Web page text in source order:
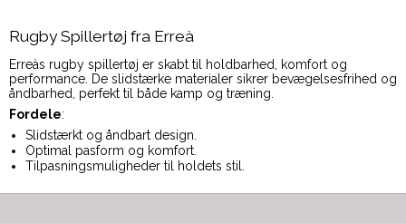
Rugby Spillertøj fra Erreà
Erreàs rugby spillertøj er skabt til holdbarhed, komfort og
performance. De slidstærke materialer sikrer bevægelsesfrihed og
åndbarhed, perfekt til både kamp og træning.
Fordele:
Slidstærkt og åndbart design.
Optimal pasform og komfort.
Tilpasningsmuligheder til holdets stil.